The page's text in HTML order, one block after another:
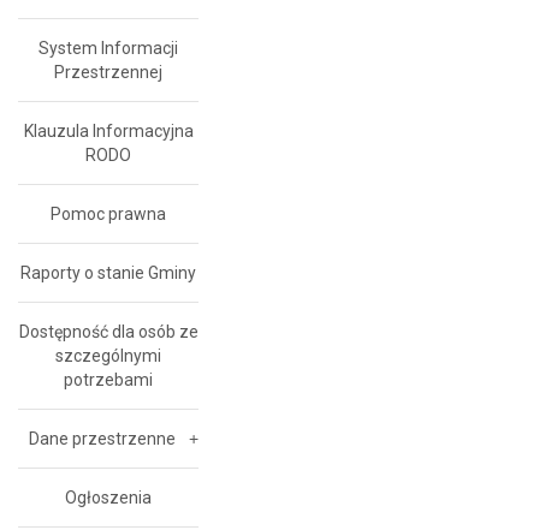
System Informacji
Przestrzennej
Klauzula Informacyjna
RODO
Pomoc prawna
Raporty o stanie Gminy
Dostępność dla osób ze
szczególnymi
potrzebami
Dane przestrzenne
Ogłoszenia